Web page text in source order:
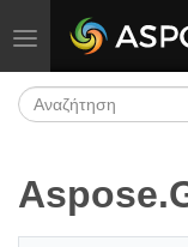
Εναλλαγή πλοήγησης